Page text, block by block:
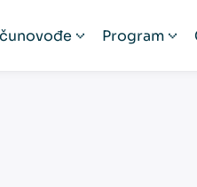
Program